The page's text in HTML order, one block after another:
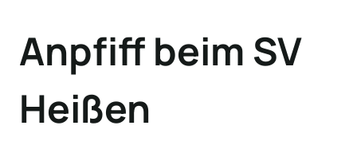
Anpfiff beim SV
Heißen